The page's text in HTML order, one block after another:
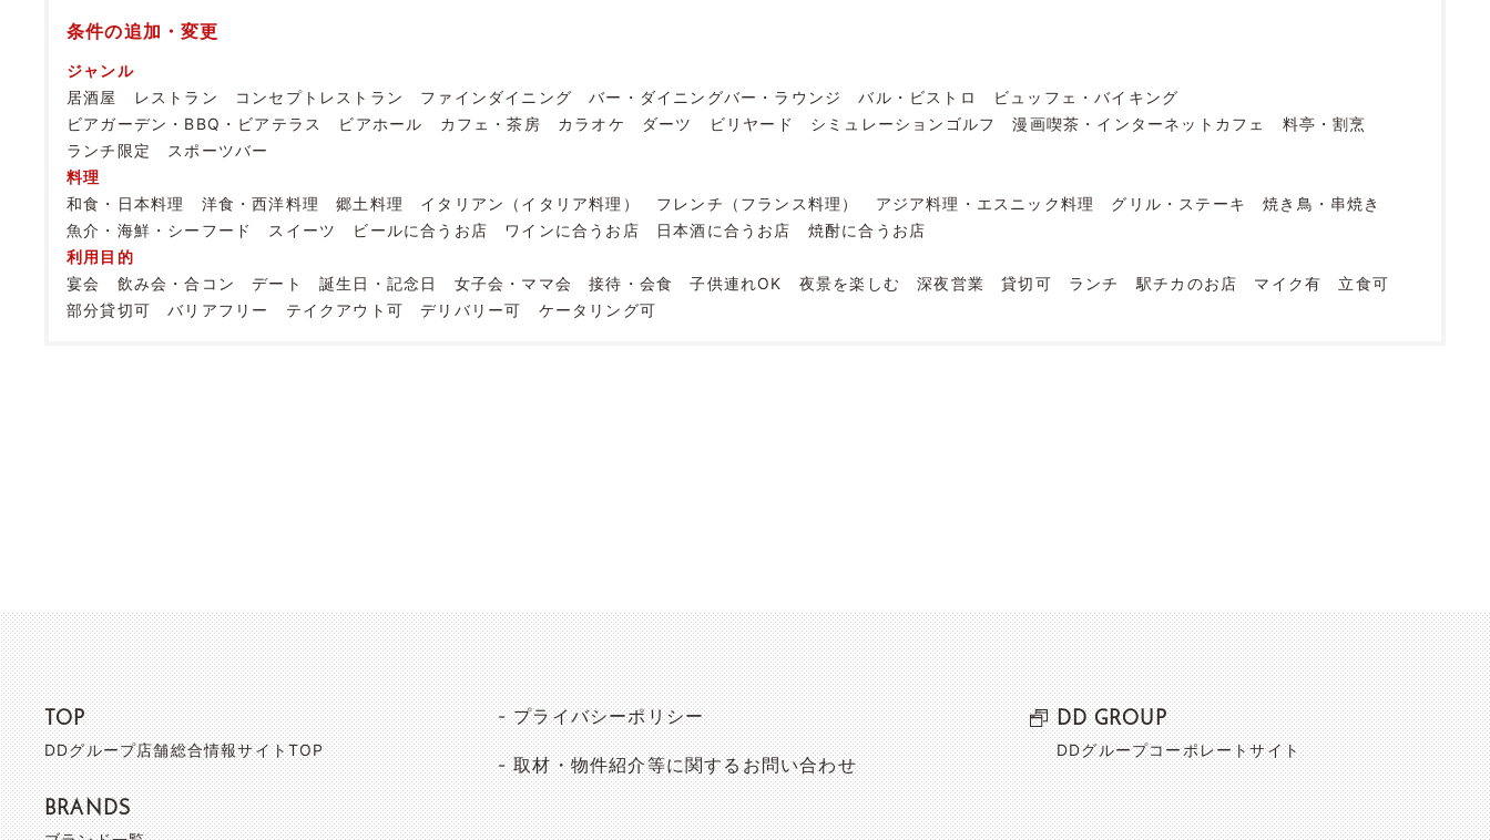
条件の追加・変更
ジャンル
居酒屋
レストラン コンセプトレストラン ファインダイニング バー・ダイニングバー・ラウンジ バル・ビストロ
ビュッフェ・バイキング
ビアガーデン・BBQ・ビアテラス
ビアホール カフェ・茶房 カラオケ ダーツ ビリヤード シミュレーションゴルフ 漫画喫茶・インターネットカフェ
料亭・割烹
ランチ限定
スポーツバー
料理
和食・日本料理
洋食・西洋料理 郷土料理 イタリアン（イタリア料理） フレンチ（フランス料理） アジア料理・エスニック料理 グリル・ステーキ
焼き鳥・串焼き
魚介・海鮮・シーフード
スイーツ ビールに合うお店 ワインに合うお店 日本酒に合うお店
焼酎に合うお店
利用目的
宴会
飲み会・合コン デート 誕生日・記念日 女子会・ママ会 接待・会食 子供連れOK 夜景を楽しむ 深夜営業 貸切可 ランチ 駅チカのお店 マイク有
立食可
部分貸切可
バリアフリー テイクアウト可 デリバリー可 ケータリング可
TOP
DDグループ店舗総合情報サイトTOP
BRANDS
プライバシーポリシー
取材・物件紹介等に関するお問い合わせ
DD GROUP
DDグループコーポレートサイト